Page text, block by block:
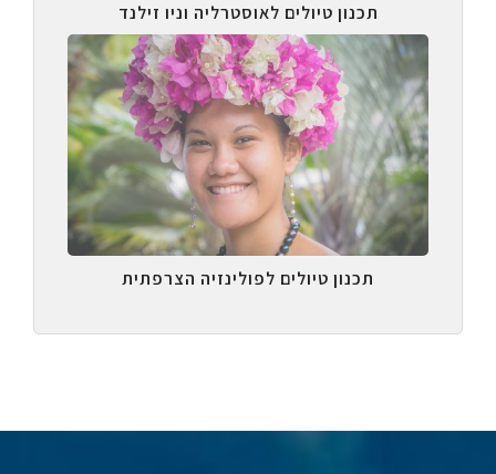
תכנון טיולים לאוסטרליה וניו זילנד
תכנון טיולים לפולינזיה הצרפתית